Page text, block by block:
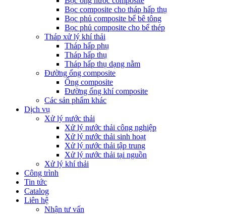
Bọc composite cho tháp hấp thụ
Bọc phủ composite bể bê tông
Bọc phủ composite cho bể thép
Tháp xử lý khí thải
Tháp hấp phụ
Tháp hấp thụ
Tháp hấp thụ dạng nằm
Đường ống composite
Ống composite
Đường ống khí composite
Các sản phẩm khác
Dịch vụ
Xử lý nước thải
Xử lý nước thải công nghiệp
Xử lý nước thải sinh hoạt
Xử lý nước thải tập trung
Xử lý nước thải tại nguồn
Xử lý khí thải
Công trình
Tin tức
Catalog
Liên hệ
Nhận tư vấn